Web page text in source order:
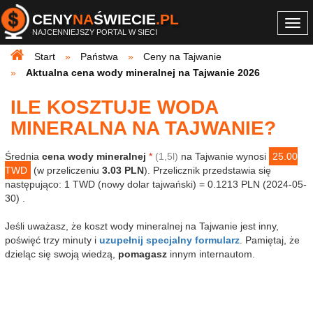
CENYNAŚWIECIE.PL
NAJCENNIEJSZY PORTAL W SIECI
Start
Państwa
Ceny na Tajwanie
Aktualna cena wody mineralnej na Tajwanie 2026
ILE KOSZTUJE WODA
MINERALNA NA TAJWANIE?
Średnia cena wody mineralnej * (1,5l) na Tajwanie wynosi
25.00
TWD
(w przeliczeniu 3.03 PLN). Przelicznik przedstawia się
następująco: 1 TWD (nowy dolar tajwański) = 0.1213 PLN (2024-05-
30) .
Jeśli uważasz, że koszt wody mineralnej na Tajwanie jest inny,
poświęć trzy minuty i uzupełnij specjalny formularz . Pamiętaj, że
dzieląc się swoją wiedzą, pomagasz innym internautom.